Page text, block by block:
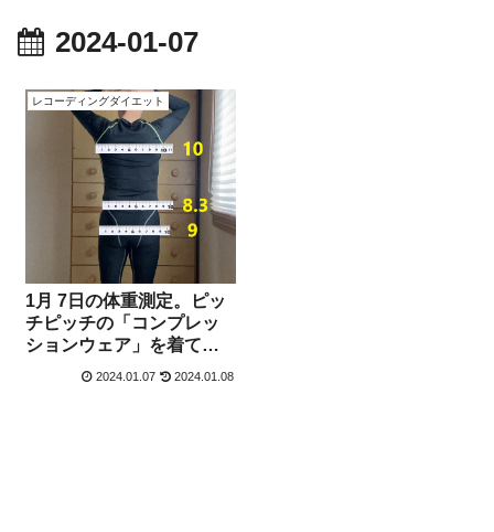
2024-01-07
レコーディングダイエット
1月 7日の体重測定。ピッ
チピッチの「コンプレッ
ションウェア」を着て決
意、ウェストの比率を「8
2024.01.07 2024.01.08